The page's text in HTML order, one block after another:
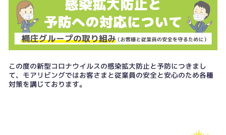
この度の新型コロナウイルスの感染拡大防止と予防につきまし
て、モアリビングではお客さまと従業員の安全と安心のため各種
対策を講じております。